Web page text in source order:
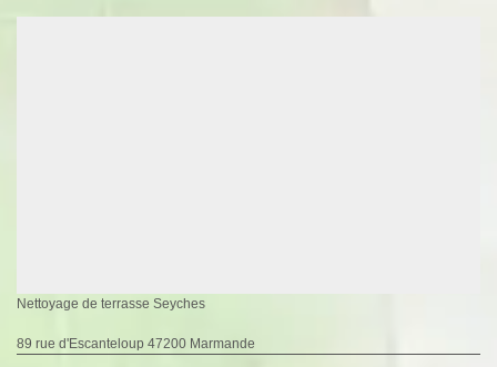
Nettoyage de terrasse Seyches
89 rue d'Escanteloup 47200 Marmande